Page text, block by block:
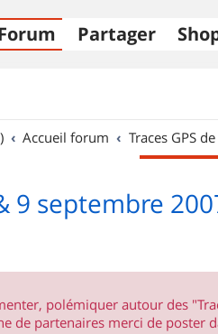
Partager
Accueil forum Traces GPS
9 septembre
polémiquer autour des
de partenaires merci de poster